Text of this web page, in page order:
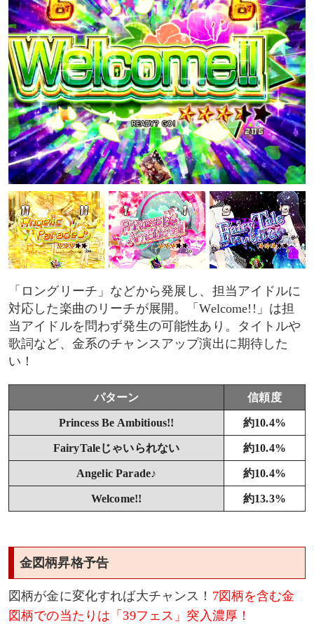
「ロングリーチ」などから発展し、担当アイドルに
対応した楽曲のリーチが展開。「Welcome!!」は担
当アイドルを問わず発生の可能性あり。タイトルや
歌詞など、金系のチャンスアップ演出に期待した
い！
パターン 信頼度
Princess Be Ambitious!! 約10.4%
FairyTaleじゃいられない 約10.4%
Angelic Parade♪ 約10.4%
Welcome!! 約13.3%
金図柄昇格予告
図柄が金に変化すれば大チャンス！ 7図柄を含む金
図柄での当たりは「39フェス」突入濃厚！